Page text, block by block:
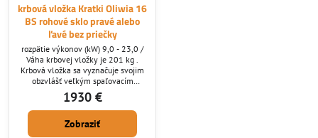
krbová vložka Kratki Oliwia 16
BS rohové sklo pravé alebo
ľavé bez priečky
rozpätie výkonov (kW) 9,0 - 23,0 /
Váha krbovej vložky je 201 kg .
Krbová vložka sa vyznačuje svojim
obzvlášť veľkým spaľovacím
priestorom a svojou cenou ktorá nie
je stanovená na úkor kvality.
Rohové prevedenie ktoré
potrebujete nám zadajte pri
1930 €
Zobraziť